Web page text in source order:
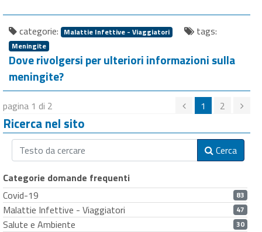
categorie: Malattie Infettive - Viaggiatori tags:
Meningite
Dove rivolgersi per ulteriori informazioni sulla
meningite?
pagina 1 di 2 1 2
Ricerca nel sito
Cerca
Categorie domande frequenti
Covid-19
83
Malattie Infettive - Viaggiatori 47
Salute e Ambiente 30